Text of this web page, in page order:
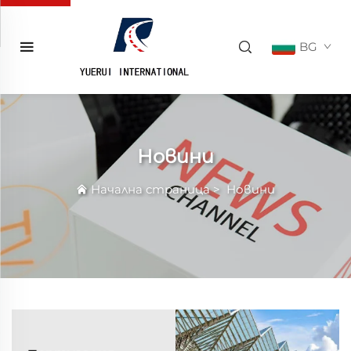
BG
Новини
Начална страница> Новини